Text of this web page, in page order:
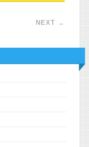
NEXT →